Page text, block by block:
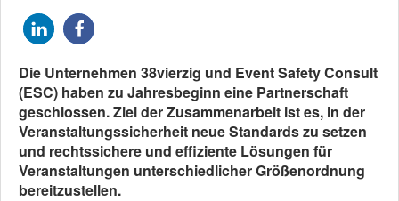
Die Unternehmen 38vierzig und Event Safety Consult
(ESC) haben zu Jahresbeginn eine Partnerschaft
geschlossen. Ziel der Zusammenarbeit ist es, in der
Veranstaltungssicherheit neue Standards zu setzen
und rechtssichere und effiziente Lösungen für
Veranstaltungen unterschiedlicher Größenordnung
bereitzustellen.